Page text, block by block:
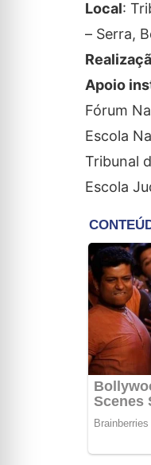
Local:
– Serra,
Apoio
Fórum
Escola
Tribunal
Escola